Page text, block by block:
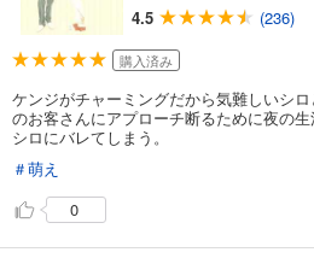
4.5
(236)
購入済み
ケンジがチャーミングだから気難しいシ
のお客さんにアプローチ断るために夜の
シロにバレてしまう。
＃萌え
0